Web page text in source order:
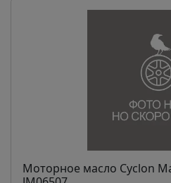
Моторное масло Cyclon